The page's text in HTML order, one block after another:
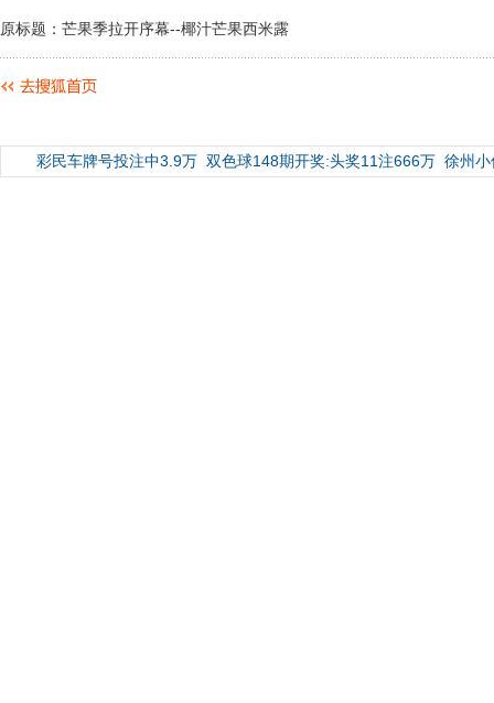
原标题：芒果季拉开序幕--椰汁芒果西米露
彩民车牌号投注中3.9万 双色球148期开奖:头奖11注666万 徐州